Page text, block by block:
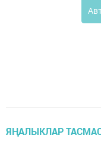
ЯҢАЛЫКЛАР